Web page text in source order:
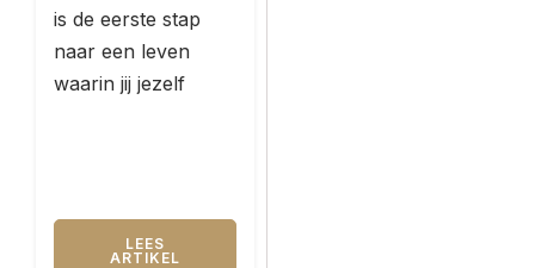
is de eerste stap
naar een leven
waarin jij jezelf
LEES
ARTIKEL